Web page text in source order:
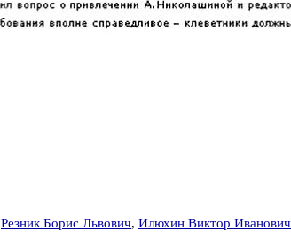
Резник Борис Львович, Илюхин Виктор Иванович